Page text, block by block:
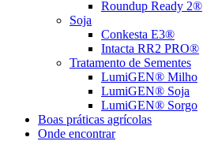
Roundup Ready 2®
Soja
Conkesta E3®
Intacta RR2 PRO®
Tratamento de Sementes
LumiGEN® Milho
LumiGEN® Soja
LumiGEN® Sorgo
Boas práticas agrícolas
Onde encontrar